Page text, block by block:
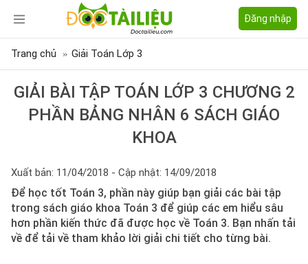
Đăng nhập
Trang chủ Giải Toán Lớp 3
GIẢI BÀI TẬP TOÁN LỚP 3 CHƯƠNG 2
PHẦN BẢNG NHÂN 6 SÁCH GIÁO
KHOA
Xuất bản: 11/04/2018 - Cập nhật: 14/09/2018
Để học tốt Toán 3, phần này giúp bạn giải các bài tập
trong sách giáo khoa Toán 3 để giúp các em hiểu sâu
hơn phần kiến thức đã được học về Toán 3. Bạn nhấn tải
về để tải về tham khảo lời giải chi tiết cho từng bài.